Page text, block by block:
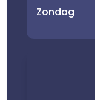
Zondag